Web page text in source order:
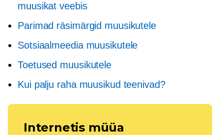
muusikat veebis
Parimad räsimärgid muusikutele
Sotsiaalmeedia muusikutele
Toetused muusikutele
Kui palju raha muusikud teenivad?
Internetis müüa